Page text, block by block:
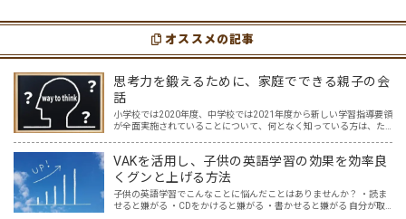
youtubeやゲーム、アプリだ…
スメの「youtube動画」を紹介します…
オススメの記事
思考力を鍛えるために、家庭でできる親子の会
話
小学校では2020年度、中学校では2021年度から新しい学習指導要領
が全面実施されていることについて、何となく知っている方は、た
VAKを活用し、子供の英語学習の効果を効率良
くグンと上げる方法
子供の英語学習でこんなことに悩んだことはありませんか？ ・読ま
せると嫌がる ・CDをかけると嫌がる ・書かせると嫌がる 自分が取